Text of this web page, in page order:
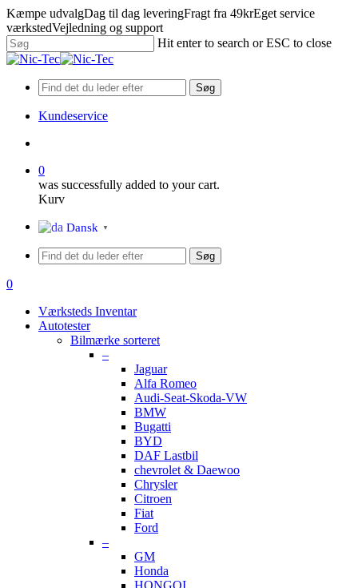
Skip
to
main
content
Kæmpe udvalgDag til dag leveringFragt fra 49krEget service
værkstedVejledning og support
Hit enter to search or ESC to close
Close
Søg
Kundeservice
0
was successfully added to your cart.
Kurv
Menu
Dansk ▼
Søg
search
0
Værksteds Inventar
Autotester
Bilmærke sorteret
–
Jaguar
Alfa Romeo
Audi-Seat-Skoda-VW
BMW
Bugatti
BYD
DAF Lastbil
chevrolet & Daewoo
Chrysler
Citroen
Fiat
Ford
–
GM
Honda